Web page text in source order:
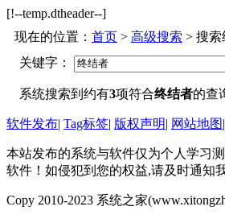
[!--temp.dtheader--]
现在的位置： 首页 > 高级搜索 > 搜索
关键字：
系统搜索到约有3项符合终结者的查
软件发布| Tag标签| 版权声明| 网站地图|
本站发布的系统与软件仅为个人学习
软件！如侵犯到您的权益,请及时通知
Copy 2010-2023 系统之家